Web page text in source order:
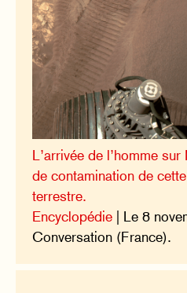
L’arrivée de l’homme
de contamination de
terrestre.
Encyclopédie | Le 8
Conversation (France).